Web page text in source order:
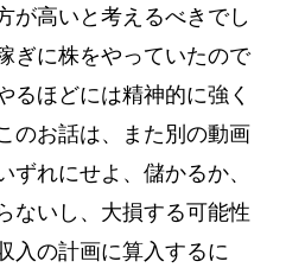
が高いと考えるべきでし
ぎに株をやっていたので
るほどには精神的に強く
のお話は、また別の動画
れにせよ、儲かるか、
ないし、大損する可能性
入の計画に算入するに